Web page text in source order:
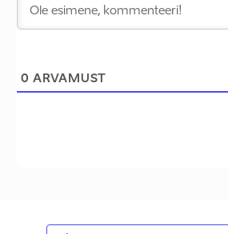
0 ARVAMUST